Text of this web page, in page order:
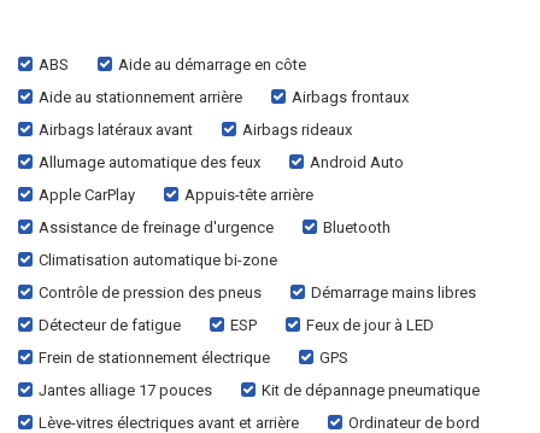
ABS
Aide au démarrage en côte
Aide au stationnement arrière
Airbags frontaux
Airbags latéraux avant
Airbags rideaux
Allumage automatique des feux
Android Auto
Apple CarPlay
Appuis-tête arrière
Assistance de freinage d'urgence
Bluetooth
Climatisation automatique bi-zone
Contrôle de pression des pneus
Démarrage mains libres
Détecteur de fatigue
ESP
Feux de jour à LED
Frein de stationnement électrique
GPS
Jantes alliage 17 pouces
Kit de dépannage pneumatique
Lève-vitres électriques avant et arrière
Ordinateur de bord